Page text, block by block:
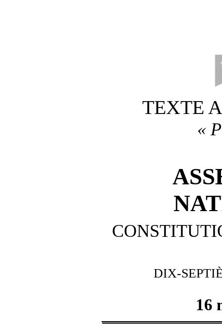
TEXTE
«
DIX-SEPTI
16